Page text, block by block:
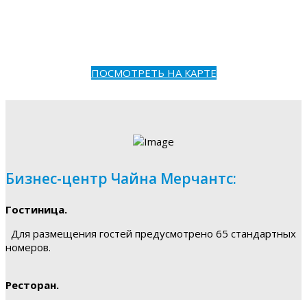
ПОСМОТРЕТЬ НА КАРТЕ
Бизнес-центр Чайна Мерчантс:
Гостиница.
Для размещения гостей предусмотрено 65 стандартных
номеров.
Ресторан.